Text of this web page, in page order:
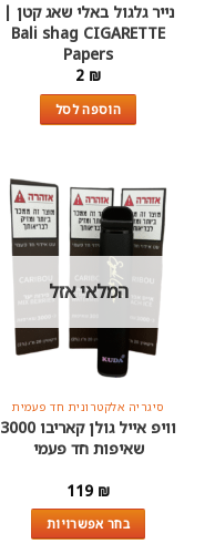
נייר גלגול באלי שאג קטן |
Bali shag CIGARETTE
Papers
2 ₪
הוספה לסל
המלאי אזל
סיגריה אלקטרונית חד פעמית
וויפ אייל גולן קאריבו 3000
שאיפות חד פעמי
119 ₪
בחר אפשרויות